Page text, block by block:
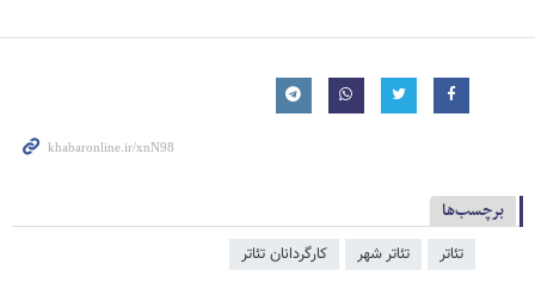
برچسب‌ها
تئاتر تئاتر شهر کارگردانان تئاتر